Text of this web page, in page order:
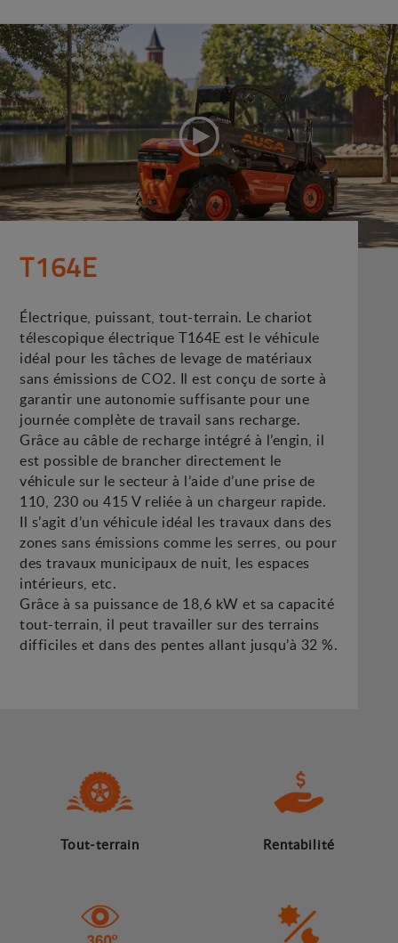
T164E
Électrique, puissant, tout-terrain. Le chariot
télescopique électrique T164E est le véhicule
idéal pour les tâches de levage de matériaux
sans émissions de CO2. Il est conçu de sorte à
garantir une autonomie suffisante pour une
journée complète de travail sans recharge.
Grâce au câble de recharge intégré à l’engin, il
est possible de brancher directement le
véhicule sur le secteur à l’aide d’une prise de
110, 230 ou 415 V reliée à un chargeur rapide.
Il s’agit d’un véhicule idéal les travaux dans des
zones sans émissions comme les serres, ou pour
des travaux municipaux de nuit, les espaces
intérieurs, etc.
Grâce à sa puissance de 18,6 kW et sa capacité
tout-terrain, il peut travailler sur des terrains
difficiles et dans des pentes allant jusqu’à 32 %.
Tout-terrain Rentabilité